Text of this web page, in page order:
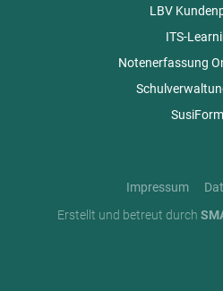
LBV
ITS-
Notenerfassung
Impressum
Erstellt und betreut durch